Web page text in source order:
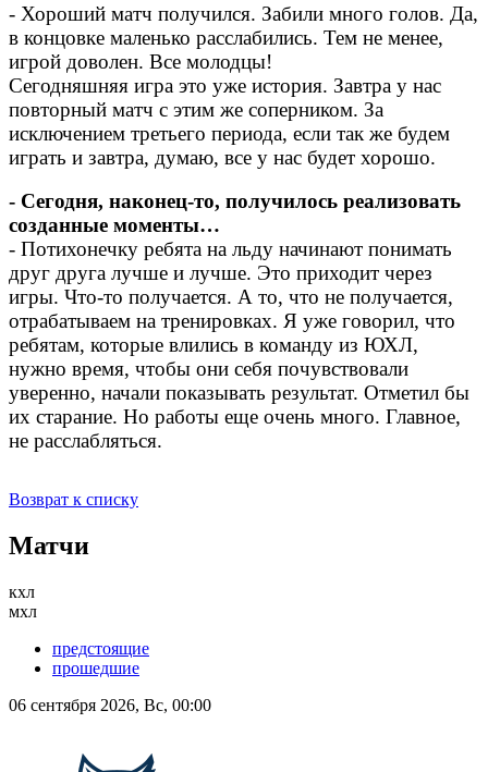
- Хороший матч получился. Забили много голов. Да,
в концовке маленько расслабились. Тем не менее,
игрой доволен. Все молодцы!
Сегодняшняя игра это уже история. Завтра у нас
повторный матч с этим же соперником. За
исключением третьего периода, если так же будем
играть и завтра, думаю, все у нас будет хорошо.
- Сегодня, наконец-то, получилось реализовать
созданные моменты…
- Потихонечку ребята на льду начинают понимать
друг друга лучше и лучше. Это приходит через
игры. Что-то получается. А то, что не получается,
отрабатываем на тренировках. Я уже говорил, что
ребятам, которые влились в команду из ЮХЛ,
нужно время, чтобы они себя почувствовали
уверенно, начали показывать результат. Отметил бы
их старание. Но работы еще очень много. Главное,
не расслабляться.
Возврат к списку
Матчи
кхл
мхл
предстоящие
прошедшие
06 сентября 2026, Вс, 00:00